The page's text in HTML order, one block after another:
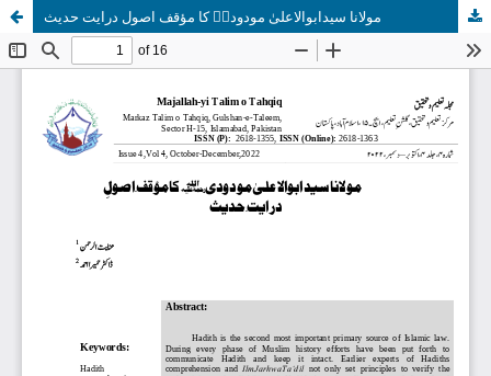
مولانا سیدابوالاعلیٰ مودودیؒ کا مؤقف اصول درایت حدیث